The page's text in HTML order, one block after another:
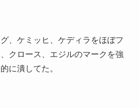
、ケミッヒ、ケディラをほぼフ
クロース、エジルのマークを強
に潰してた。